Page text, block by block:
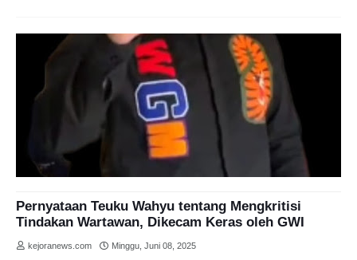
Pernyataan Teuku Wahyu tentang Mengkritisi
Tindakan Wartawan, Dikecam Keras oleh GWI
kejoranews.com Minggu, Juni 08, 2025